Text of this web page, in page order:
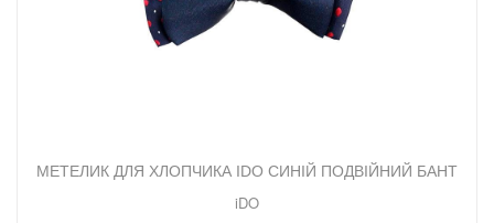
МЕТЕЛИК ДЛЯ ХЛОПЧИКА IDO СИНІЙ ПОДВІЙНИЙ БАНТ
iDO